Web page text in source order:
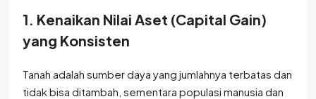
1. Kenaikan Nilai Aset (Capital Gain)
yang Konsisten
Tanah adalah sumber daya yang jumlahnya terbatas dan
tidak bisa ditambah, sementara populasi manusia dan